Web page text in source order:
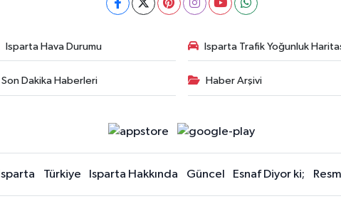
Isparta Hava Durumu Isparta Trafik Yoğunluk
Son Dakika Haberleri Haber Arşivi
Isparta Türkiye Isparta Hakkında Güncel Esnaf Diyor ki;